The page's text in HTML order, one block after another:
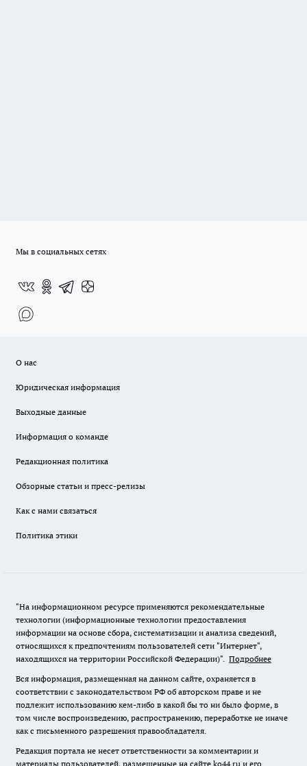
Мы в социальных сетях
О нас
Юридическая информация
Выходные данные
Информация о команде
Редакционная политика
Обзорные статьи и пресс-релизы
Как с нами связаться
Политика этики
"На информационном ресурсе применяются рекомендательные
технологии (информационные технологии предоставления
информации на основе сбора, систематизации и анализа сведений,
относящихся к предпочтениям пользователей сети "Интернет",
находящихся на территории Российской Федерации)". Подробнее
Вся информация, размещенная на данном сайте, охраняется в
соответствии с законодательством РФ об авторском праве и не
подлежит использованию кем-либо в какой бы то ни было форме, в
том числе воспроизведению, распространению, переработке не иначе
как с письменного разрешения правообладателя.
Редакция портала не несет ответственности за комментарии и
материалы пользователей, размещенные на сайте ko44.ru и его